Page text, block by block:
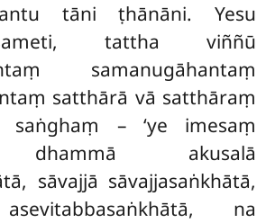
tāni ṭhānāni. Yesu
tattha viññū
samanugāhantaṃ
satthārā vā satthāraṃ
saṅghaṃ – ‘ye imesaṃ
dhammā akusalā
sāvajjā sāvajjasaṅkhātā,
na